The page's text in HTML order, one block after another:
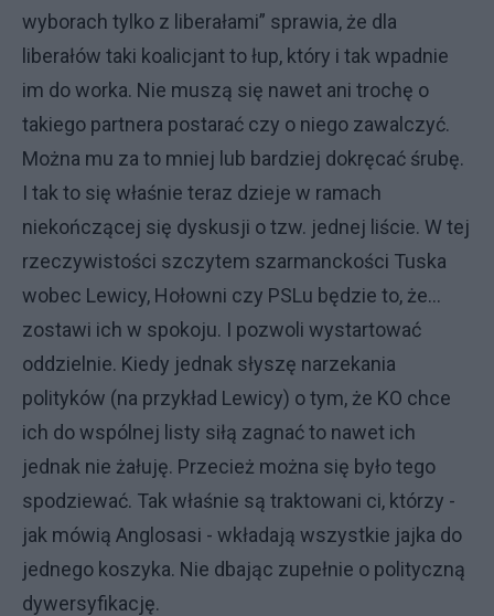
wyborach tylko z liberałami” sprawia, że dla
liberałów taki koalicjant to łup, który i tak wpadnie
im do worka. Nie muszą się nawet ani trochę o
takiego partnera postarać czy o niego zawalczyć.
Można mu za to mniej lub bardziej dokręcać śrubę.
I tak to się właśnie teraz dzieje w ramach
niekończącej się dyskusji o tzw. jednej liście. W tej
rzeczywistości szczytem szarmanckości Tuska
wobec Lewicy, Hołowni czy PSLu będzie to, że…
zostawi ich w spokoju. I pozwoli wystartować
oddzielnie. Kiedy jednak słyszę narzekania
polityków (na przykład Lewicy) o tym, że KO chce
ich do wspólnej listy siłą zagnać to nawet ich
jednak nie żałuję. Przecież można się było tego
spodziewać. Tak właśnie są traktowani ci, którzy -
jak mówią Anglosasi - wkładają wszystkie jajka do
jednego koszyka. Nie dbając zupełnie o polityczną
dywersyfikację.